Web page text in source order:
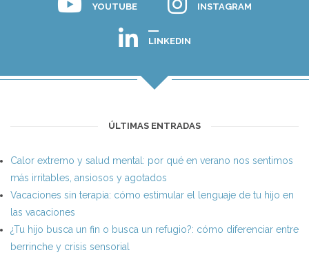
YOUTUBE INSTAGRAM
LINKEDIN
ÚLTIMAS ENTRADAS
Calor extremo y salud mental: por qué en verano nos sentimos
más irritables, ansiosos y agotados
Vacaciones sin terapia: cómo estimular el lenguaje de tu hijo en
las vacaciones
¿Tu hijo busca un fin o busca un refugio?: cómo diferenciar entre
berrinche y crisis sensorial